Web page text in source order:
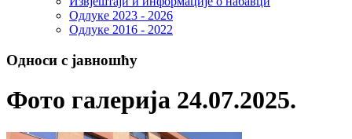
Одлуке 2023 - 2026
Одлуке 2016 - 2022
Односи с јавношћу
Фото галерија 24.07.2025.